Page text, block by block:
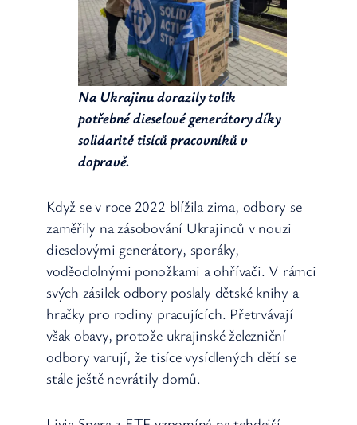
Na Ukrajinu dorazily tolik
potřebné dieselové generátory díky
solidaritě tisíců pracovníků v
dopravě.
Když se v roce 2022 blížila zima, odbory se
zaměřily na zásobování Ukrajinců v nouzi
dieselovými generátory, sporáky,
voděodolnými ponožkami a ohřívači. V rámci
svých zásilek odbory poslaly dětské knihy a
hračky pro rodiny pracujících. Přetrvávají
však obavy, protože ukrajinské železniční
odbory varují, že tisíce vysídlených dětí se
stále ještě nevrátily domů.